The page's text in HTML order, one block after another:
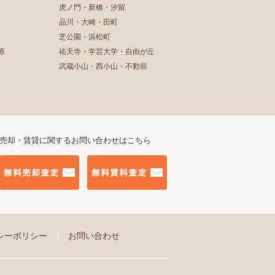
虎ノ門・新橋・汐留
品川・大崎・田町
芝公園・浜松町
祐天寺・学芸大学・自由が丘
武蔵小山・西小山・不動前
売却・賃貸に関するお問い合わせはこちら
ーポリシー お問い合わせ